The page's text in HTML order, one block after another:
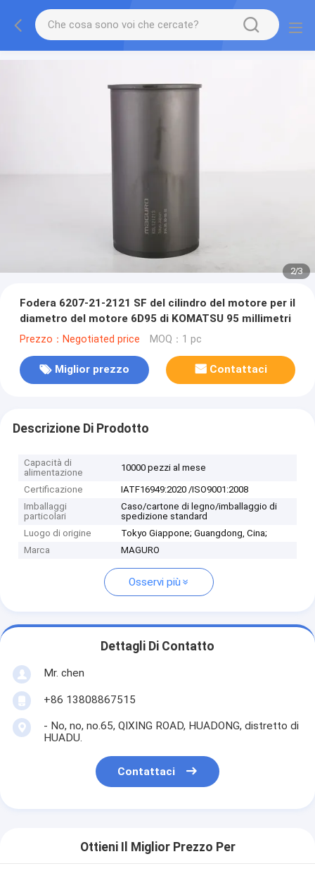
2/3
Fodera 6207-21-2121 SF del cilindro del motore per il
diametro del motore 6D95 di KOMATSU 95 millimetri
Prezzo：Negotiated price MOQ：1 pc
Miglior prezzo Contattaci
Descrizione Di Prodotto
Capacità di
alimentazione
10000 pezzi al mese
Certificazione
IATF16949:2020 /ISO9001:2008
Imballaggi
particolari
Caso/cartone di legno/imballaggio di
spedizione standard
Luogo di origine
Tokyo Giappone; Guangdong, Cina;
Marca
MAGURO
Osservi più
Dettagli Di Contatto
Mr. chen
+86 13808867515
- No, no, no.65, QIXING ROAD, HUADONG, distretto di
HUADU.
Contattaci
Ottieni Il Miglior Prezzo Per